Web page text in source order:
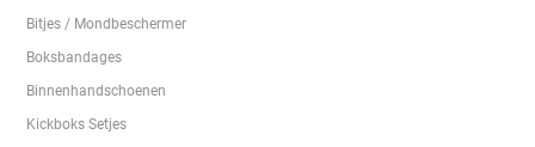
Bitjes / Mondbeschermer
Boksbandages
Binnenhandschoenen
Kickboks Setjes